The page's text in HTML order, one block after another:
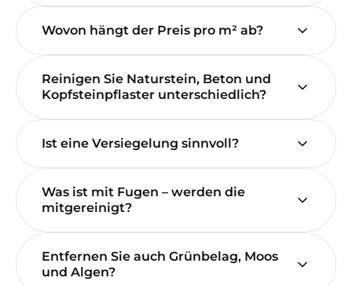
Wovon hängt der Preis pro m² ab?
Reinigen Sie Naturstein, Beton und
Kopfsteinpflaster unterschiedlich?
Ist eine Versiegelung sinnvoll?
Was ist mit Fugen – werden die
mitgereinigt?
Entfernen Sie auch Grünbelag, Moos
und Algen?